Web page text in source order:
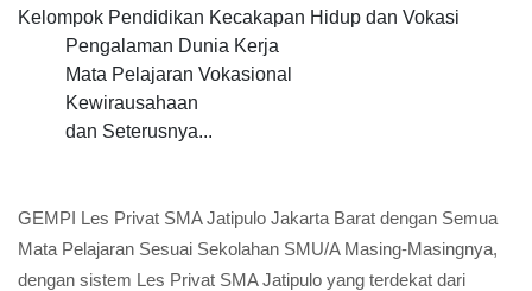
Kelompok Pendidikan Kecakapan Hidup dan Vokasi
Pengalaman Dunia Kerja
Mata Pelajaran Vokasional
Kewirausahaan
dan Seterusnya...
GEMPI Les Privat SMA Jatipulo Jakarta Barat dengan Semua
Mata Pelajaran Sesuai Sekolahan SMU/A Masing-Masingnya,
dengan sistem Les Privat SMA Jatipulo yang terdekat dari